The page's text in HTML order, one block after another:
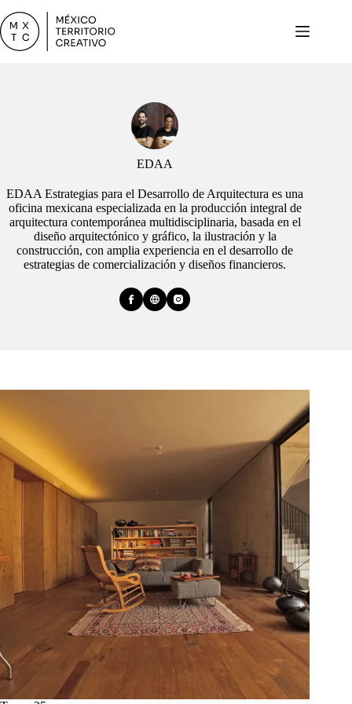
al
contenido
EDAA
EDAA Estrategias para el Desarrollo de Arquitectura es una
oficina mexicana especializada en la producción integral de
arquitectura contemporánea multidisciplinaria, basada en el
diseño arquitectónico y gráfico, la ilustración y la
construcción, con amplia experiencia en el desarrollo de
estrategias de comercialización y diseños financieros.